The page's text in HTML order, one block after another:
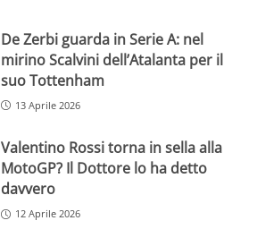
De Zerbi guarda in Serie A: nel
mirino Scalvini dell’Atalanta per il
suo Tottenham
13 Aprile 2026
Valentino Rossi torna in sella alla
MotoGP? Il Dottore lo ha detto
davvero
12 Aprile 2026